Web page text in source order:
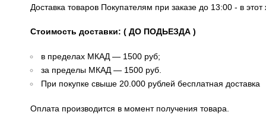
Доставка товаров Покупателям при заказе до 13:00 - в
Стоимость доставки: ( ДО ПОДЬЕЗДА )
в пределах МКАД — 1500 руб;
за пределы МКАД — 1500 руб.
При покупке свыше 20.000 рублей бесплатная доставка
Оплата производится в момент получения товара.